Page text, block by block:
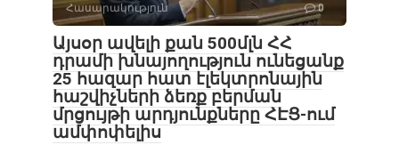
Հասարակություն 0
Այսօր ավելի քան 500մլն ՀՀ
դրամի խնայողություն ունեցանք
25 հազար հատ էլեկտրոնային
հաշվիչների ձեռք բերման
մրցույթի արդյունքները ՀԷՑ-ում
ամփոփելիս